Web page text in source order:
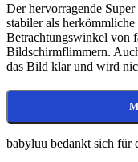
Der hervorragende
stabiler als
Betrachtungswinkel von
Bildschirmflimmern.
das Bild klar und wird
babyluu bedankt sich für